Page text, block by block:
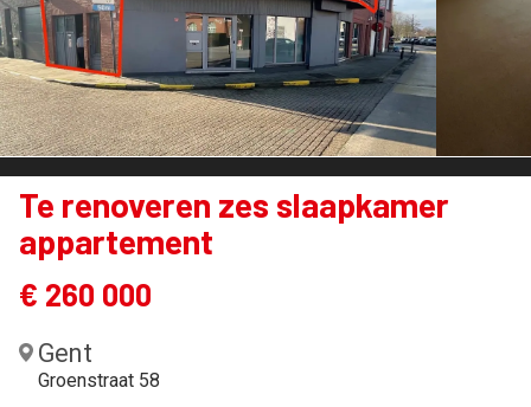
Te renoveren zes slaapkamer
appartement
€ 260 000
Gent
Groenstraat 58